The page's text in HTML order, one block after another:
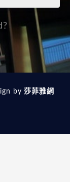
by 莎菲雅網